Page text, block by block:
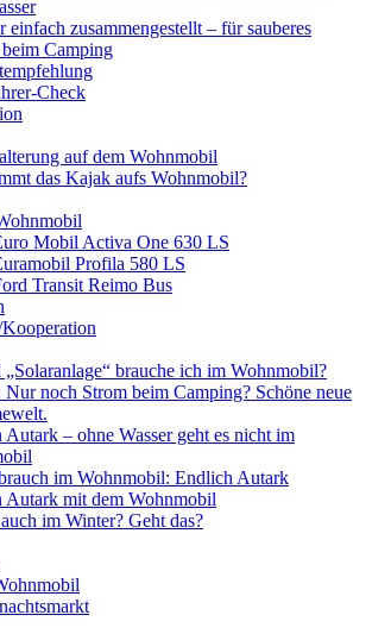
einfach zusammengestellt – für sauberes
beim Camping
Check
auf dem Wohnmobil
das Kajak aufs Wohnmobil?
Mobil Activa One 630 LS
Profila 580 LS
Transit Reimo Bus
brauche ich im Wohnmobil?
noch Strom beim Camping? Schöne neue
– ohne Wasser geht es nicht im
im Wohnmobil: Endlich Autark
Autark mit dem Wohnmobil
im Winter? Geht das?